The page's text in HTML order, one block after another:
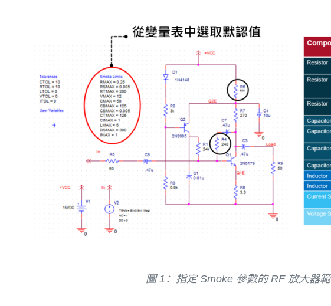
圖 1：指定 Smoke 參數的 RF 放大器